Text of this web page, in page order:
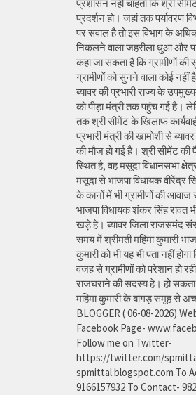
प्रशासन नहीं चाहता कि श्री
प्रदर्शन हो। जहां तक पर्यावरण
पर सवाल है तो इस विभाग के
निकलने वाला जहरीला धुआ और
कहा जा सकता है कि ग्रामीणों की
ग्रामीणों को सुनने वाला कोई
ब्यावर की प्रभारी राज्य के
को पीड़ा मंत्री तक पहुंच गई है।
तक श्री सीमेंट के खिलाफ
प्रभारी मंत्री की खामोशी से
की मौज हो गई है। श्री सीमेंट की
स्थित है, वह मसूदा विधानसभा
मसूदा से भाजपा विधायक वीरेंद्र
के कानों में भी ग्रामीणों की आवाज
भाजपा विधायक शंकर सिंह रावत
खड़े हे। ब्यावर जिला राजसमंद
समय में श्रीमती महिमा कुमारी
कुमारी को भी यह भी पता नहीं
वजह से ग्रामीणों को परेशान हो
राजघराने की सदस्य हे। हो
महिमा कुमारी के बांगड़ समूह से
BLOGGER ( 06-08-2026)
Facebook Page-
Follow me on Twitter-
https://twitter.com/
spmittal.blogspot.com To
9166157932 To Contact-